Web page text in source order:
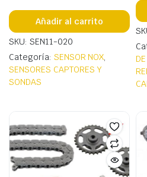
Añadir al carrito
SKU: SEN11-020
Categoría: SENSOR NOX,
SENSORES CAPTORES Y
SONDAS